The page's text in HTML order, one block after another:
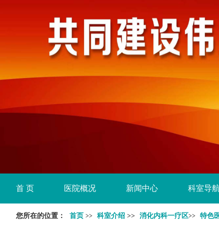
首 页 医院概况 新闻中心 科室导航
您所在的位置： 首页 >> 科室介绍 >> 消化内科一疗区>> 特色